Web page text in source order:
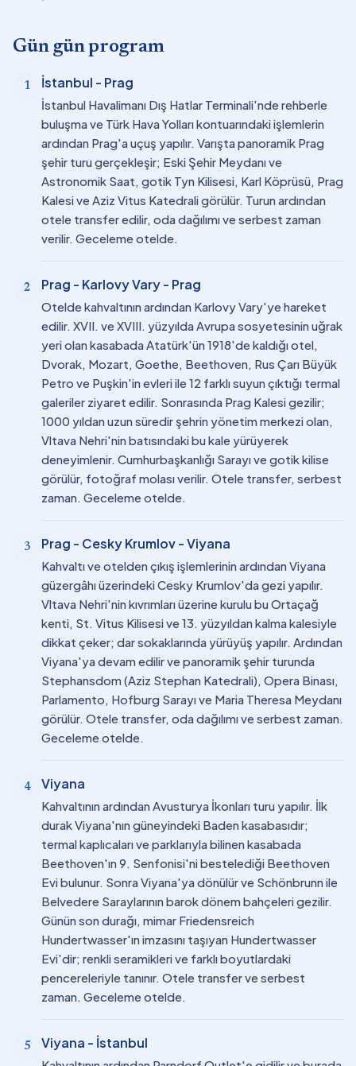
Gün gün program
1 İstanbul - Prag
İstanbul Havalimanı Dış Hatlar Terminali'nde rehberle
buluşma ve Türk Hava Yolları kontuarındaki işlemlerin
ardından Prag'a uçuş yapılır. Varışta panoramik Prag
şehir turu gerçekleşir; Eski Şehir Meydanı ve
Astronomik Saat, gotik Tyn Kilisesi, Karl Köprüsü, Prag
Kalesi ve Aziz Vitus Katedrali görülür. Turun ardından
otele transfer edilir, oda dağılımı ve serbest zaman
verilir. Geceleme otelde.
2 Prag - Karlovy Vary - Prag
Otelde kahvaltının ardından Karlovy Vary'ye hareket
edilir. XVII. ve XVIII. yüzyılda Avrupa sosyetesinin uğrak
yeri olan kasabada Atatürk'ün 1918'de kaldığı otel,
Dvorak, Mozart, Goethe, Beethoven, Rus Çarı Büyük
Petro ve Puşkin'in evleri ile 12 farklı suyun çıktığı termal
galeriler ziyaret edilir. Sonrasında Prag Kalesi gezilir;
1000 yıldan uzun süredir şehrin yönetim merkezi olan,
Vltava Nehri'nin batısındaki bu kale yürüyerek
deneyimlenir. Cumhurbaşkanlığı Sarayı ve gotik kilise
görülür, fotoğraf molası verilir. Otele transfer, serbest
zaman. Geceleme otelde.
3 Prag - Cesky Krumlov - Viyana
Kahvaltı ve otelden çıkış işlemlerinin ardından Viyana
güzergâhı üzerindeki Cesky Krumlov'da gezi yapılır.
Vltava Nehri'nin kıvrımları üzerine kurulu bu Ortaçağ
kenti, St. Vitus Kilisesi ve 13. yüzyıldan kalma kalesiyle
dikkat çeker; dar sokaklarında yürüyüş yapılır. Ardından
Viyana'ya devam edilir ve panoramik şehir turunda
Stephansdom (Aziz Stephan Katedrali), Opera Binası,
Parlamento, Hofburg Sarayı ve Maria Theresa Meydanı
görülür. Otele transfer, oda dağılımı ve serbest zaman.
Geceleme otelde.
4 Viyana
Kahvaltının ardından Avusturya İkonları turu yapılır. İlk
durak Viyana'nın güneyindeki Baden kasabasıdır;
termal kaplıcaları ve parklarıyla bilinen kasabada
Beethoven'ın 9. Senfonisi'ni bestelediği Beethoven
Evi bulunur. Sonra Viyana'ya dönülür ve Schönbrunn ile
Belvedere Saraylarının barok dönem bahçeleri gezilir.
Günün son durağı, mimar Friedensreich
Hundertwasser'ın imzasını taşıyan Hundertwasser
Evi'dir; renkli seramikleri ve farklı boyutlardaki
pencereleriyle tanınır. Otele transfer ve serbest
zaman. Geceleme otelde.
5 Viyana - İstanbul